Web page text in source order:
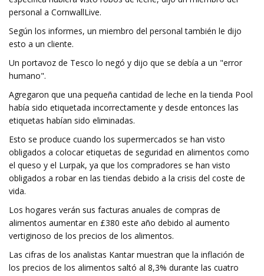
personal a CornwallLive.
Según los informes, un miembro del personal también le dijo
esto a un cliente.
Un portavoz de Tesco lo negó y dijo que se debía a un "error
humano".
Agregaron que una pequeña cantidad de leche en la tienda Pool
había sido etiquetada incorrectamente y desde entonces las
etiquetas habían sido eliminadas.
Esto se produce cuando los supermercados se han visto
obligados a colocar etiquetas de seguridad en alimentos como
el queso y el Lurpak, ya que los compradores se han visto
obligados a robar en las tiendas debido a la crisis del coste de
vida.
Los hogares verán sus facturas anuales de compras de
alimentos aumentar en £380 este año debido al aumento
vertiginoso de los precios de los alimentos.
Las cifras de los analistas Kantar muestran que la inflación de
los precios de los alimentos saltó al 8,3% durante las cuatro